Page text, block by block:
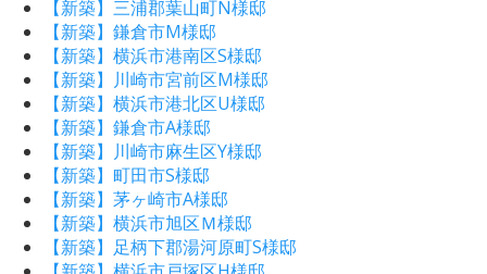
【新築】三浦郡葉山町N様邸
【新築】鎌倉市M様邸
【新築】横浜市港南区S様邸
【新築】川崎市宮前区M様邸
【新築】横浜市港北区U様邸
【新築】鎌倉市A様邸
【新築】川崎市麻生区Y様邸
【新築】町田市S様邸
【新築】茅ヶ崎市A様邸
【新築】横浜市旭区Ｍ様邸
【新築】足柄下郡湯河原町S様邸